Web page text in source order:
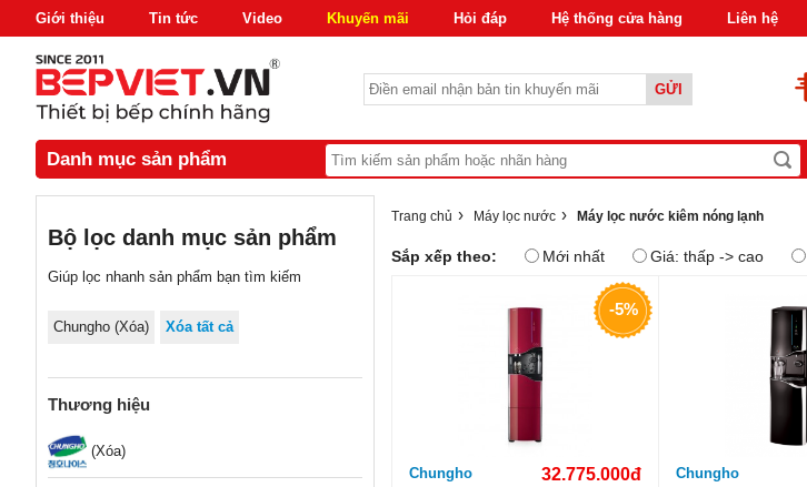
Giới thiệu Tin tức Video Khuyến mãi Hỏi đáp Hệ thống cửa hàng Liên hệ
GỬI
Danh mục sản phẩm
Trang chủ › Máy lọc nước › Máy lọc nước kiêm nóng lạnh
Sắp xếp theo: Mới nhất Giá: thấp -> cao
-5%
Chungho 32.775.000đ Chungho
Bộ lọc danh mục sản phẩm
Giúp lọc nhanh sản phẩm bạn tìm kiếm
Chungho (Xóa) Xóa tất cả
Thương hiệu
(Xóa)